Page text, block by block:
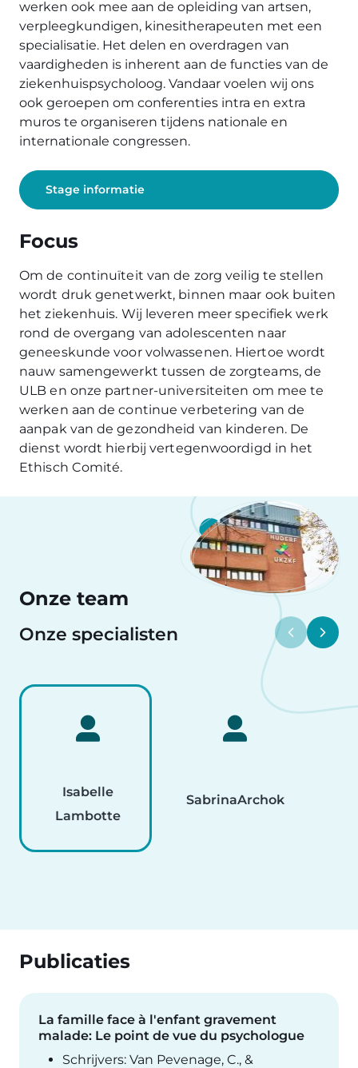
werken ook mee aan de opleiding van artsen,
verpleegkundigen, kinesitherapeuten met een
specialisatie. Het delen en overdragen van
vaardigheden is inherent aan de functies van de
ziekenhuispsycholoog. Vandaar voelen wij ons
ook geroepen om conferenties intra en extra
muros te organiseren tijdens nationale en
internationale congressen.
Stage informatie
Focus
Om de continuïteit van de zorg veilig te stellen
wordt druk genetwerkt, binnen maar ook buiten
het ziekenhuis. Wij leveren meer specifiek werk
rond de overgang van adolescenten naar
geneeskunde voor volwassenen. Hiertoe wordt
nauw samengewerkt tussen de zorgteams, de
ULB en onze partner-universiteiten om mee te
werken aan de continue verbetering van de
aanpak van de gezondheid van kinderen. De
dienst wordt hierbij vertegenwoordigd in het
Ethisch Comité.
Onze team
Onze specialisten
Isabelle
Lambotte
SabrinaArchok
Publicaties
La famille face à l'enfant gravement
malade: Le point de vue du psychologue
Schrijvers: Van Pevenage, C., &